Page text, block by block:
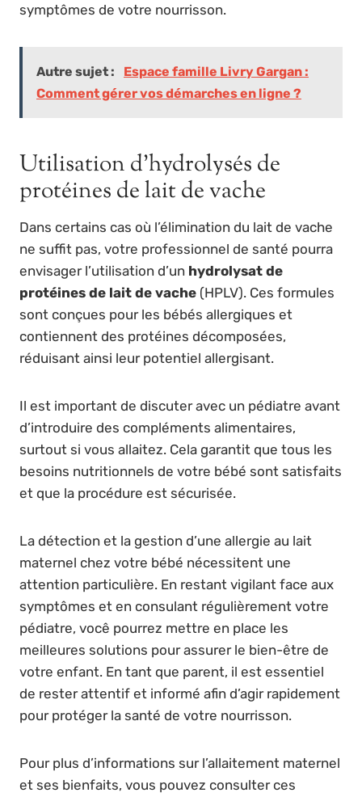
symptômes de votre nourrisson.
Autre sujet :
Espace famille Livry Gargan :
Comment gérer vos démarches en ligne ?
Utilisation d’hydrolysés de
protéines de lait de vache
Dans certains cas où l’élimination du lait de vache
ne suffit pas, votre professionnel de santé pourra
envisager l’utilisation d’un hydrolysat de
protéines de lait de vache (HPLV). Ces formules
sont conçues pour les bébés allergiques et
contiennent des protéines décomposées,
réduisant ainsi leur potentiel allergisant.
Il est important de discuter avec un pédiatre avant
d’introduire des compléments alimentaires,
surtout si vous allaitez. Cela garantit que tous les
besoins nutritionnels de votre bébé sont satisfaits
et que la procédure est sécurisée.
La détection et la gestion d’une allergie au lait
maternel chez votre bébé nécessitent une
attention particulière. En restant vigilant face aux
symptômes et en consulant régulièrement votre
pédiatre, você pourrez mettre en place les
meilleures solutions pour assurer le bien-être de
votre enfant. En tant que parent, il est essentiel
de rester attentif et informé afin d’agir rapidement
pour protéger la santé de votre nourrisson.
Pour plus d’informations sur l’allaitement maternel
et ses bienfaits, vous pouvez consulter ces